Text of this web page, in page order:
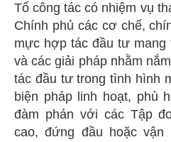
Tổ công tác có nhiệm vụ
Chính phủ các cơ chế,
mực hợp tác đầu tư mang
và các giải pháp nhằm
tác đầu tư trong tình hình
biện pháp linh hoạt, phù
đàm phán với các Tập
cao, đứng đầu hoặc vận